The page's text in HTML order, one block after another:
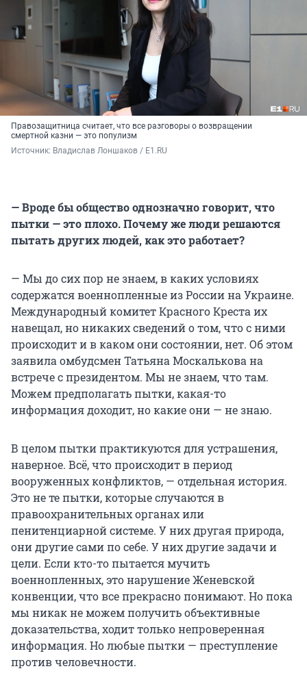
Правозащитница считает, что все разговоры о возвращении
смертной казни — это популизм
Источник: Владислав Лоншаков / E1.RU
— Вроде бы общество однозначно говорит, что
пытки — это плохо. Почему же люди решаются
пытать других людей, как это работает?
— Мы до сих пор не знаем, в каких условиях
содержатся военнопленные из России на Украине.
Международный комитет Красного Креста их
навещал, но никаких сведений о том, что с ними
происходит и в каком они состоянии, нет. Об этом
заявила омбудсмен Татьяна Москалькова на
встрече с президентом. Мы не знаем, что там.
Можем предполагать пытки, какая-то
информация доходит, но какие они — не знаю.
В целом пытки практикуются для устрашения,
наверное. Всё, что происходит в период
вооруженных конфликтов, — отдельная история.
Это не те пытки, которые случаются в
правоохранительных органах или
пенитенциарной системе. У них другая природа,
они другие сами по себе. У них другие задачи и
цели. Если кто-то пытается мучить
военнопленных, это нарушение Женевской
конвенции, что все прекрасно понимают. Но пока
мы никак не можем получить объективные
доказательства, ходит только непроверенная
информация. Но любые пытки — преступление
против человечности.